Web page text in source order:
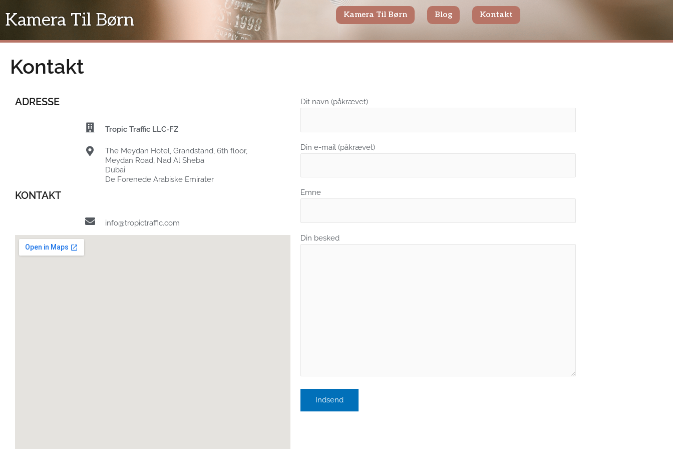
tilKamera Til Børn Kamera Til Børn Blog Kontakt
Kontakt
ADRESSE
Tropic Traffic LLC-FZ
The Meydan Hotel, Grandstand, 6th floor,
Meydan Road, Nad Al Sheba
Dubai
De Forenede Arabiske Emirater
KONTAKT
info@tropictraffic.com
Dit navn (påkrævet)
Din e-mail (påkrævet)
Emne
Din besked